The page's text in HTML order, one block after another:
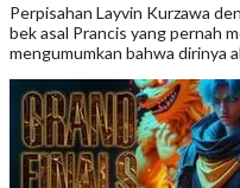
Perpisahan Layvin Kurzawa
bek asal Prancis yang pernah
mengumumkan bahwa dirinya